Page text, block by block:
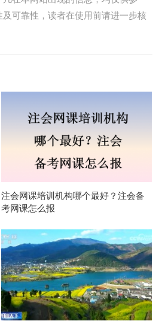
可靠性，读者在使用前请进一步核
注会网课培训机构哪个最好？注会备
考网课怎么报